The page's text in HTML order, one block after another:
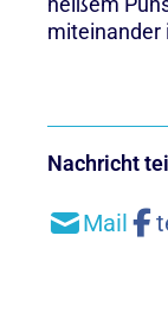
miteinander
Nachricht